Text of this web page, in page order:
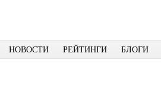
НОВОСТИ РЕЙТИНГИ БЛОГИ